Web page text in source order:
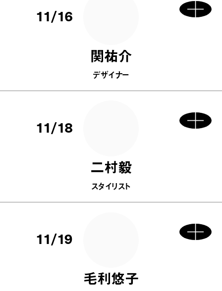
11/16
関祐介
デザイナー
11/18
二村毅
スタイリスト
11/19
毛利悠子